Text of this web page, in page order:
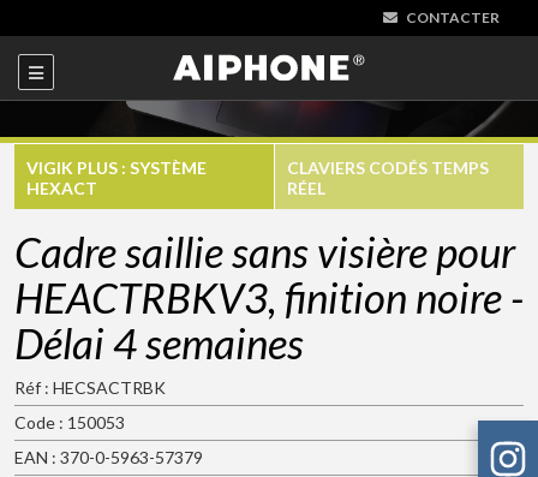
CONTACTER
VIGIK PLUS : SYSTÈME
HEXACT
CLAVIERS CODÉS TEMPS
RÉEL
Cadre saillie sans visière pour
HEACTRBKV3, finition noire -
Délai 4 semaines
Réf : HECSACTRBK
Code : 150053
EAN : 370-0-5963-57379